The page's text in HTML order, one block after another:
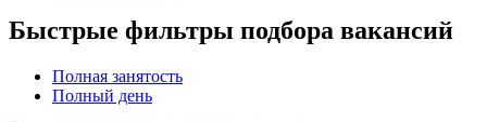
Быстрые фильтры подбора вакансий
Полная занятость
Полный день